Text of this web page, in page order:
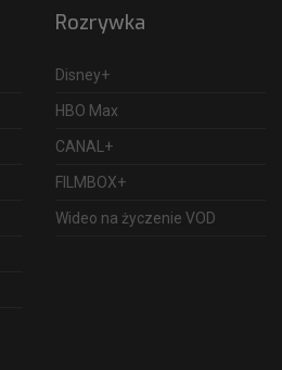
Rozrywka
Disney+
HBO Max
CANAL+
FILMBOX+
Wideo na życzenie VOD